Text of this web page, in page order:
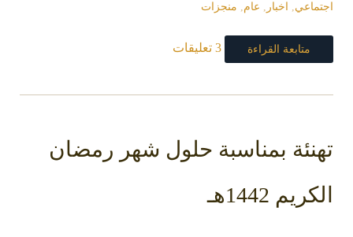
اجتماعي, اخبار , عام, منجزات
متابعة القراءة 3 تعليقات
تهنئة بمناسبة حلول شهر رمضان
الكريم 1442هـ